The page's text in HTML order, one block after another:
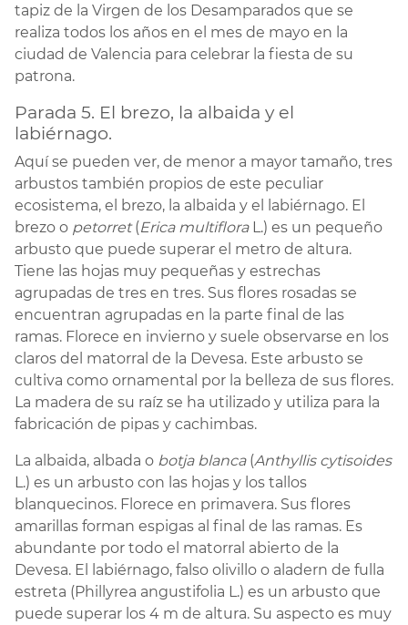
tapiz de la Virgen de los Desamparados que se
realiza todos los años en el mes de mayo en la
ciudad de Valencia para celebrar la fiesta de su
patrona.
Parada 5. El brezo, la albaida y el
labiérnago.
Aquí se pueden ver, de menor a mayor tamaño, tres
arbustos también propios de este peculiar
ecosistema, el brezo, la albaida y el labiérnago. El
brezo o petorret(Erica multifloraL.) es un pequeño
arbusto que puede superar el metro de altura.
Tiene las hojas muy pequeñas y estrechas
agrupadas de tres en tres. Sus flores rosadas se
encuentran agrupadas en la parte final de las
ramas. Florece en invierno y suele observarse en los
claros del matorral de la Devesa. Este arbusto se
cultiva como ornamental por la belleza de sus flores.
La madera de su raíz se ha utilizado y utiliza para la
fabricación de pipas y cachimbas.
La albaida, albada o botja blanca(Anthyllis cytisoides
L.) es un arbusto con las hojas y los tallos
blanquecinos. Florece en primavera. Sus flores
amarillas forman espigas al final de las ramas. Es
abundante por todo el matorral abierto de la
Devesa. El labiérnago, falso olivillo o aladern de fulla
estreta (Phillyrea angustifolia L.) es un arbusto que
puede superar los 4 m de altura. Su aspecto es muy